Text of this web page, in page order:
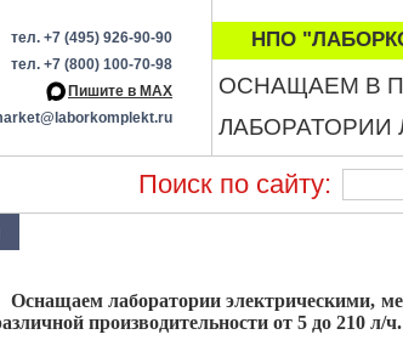
тел. +7 (495) 926-90-90
тел. +7 (800) 100-70-98
Пишите в МАХ
НПО
ОСНАЩАЕМ В
Поиск по сайту:
Оснащаем лаборатории электрическими,
производительности от 5 до 210 л/ч.